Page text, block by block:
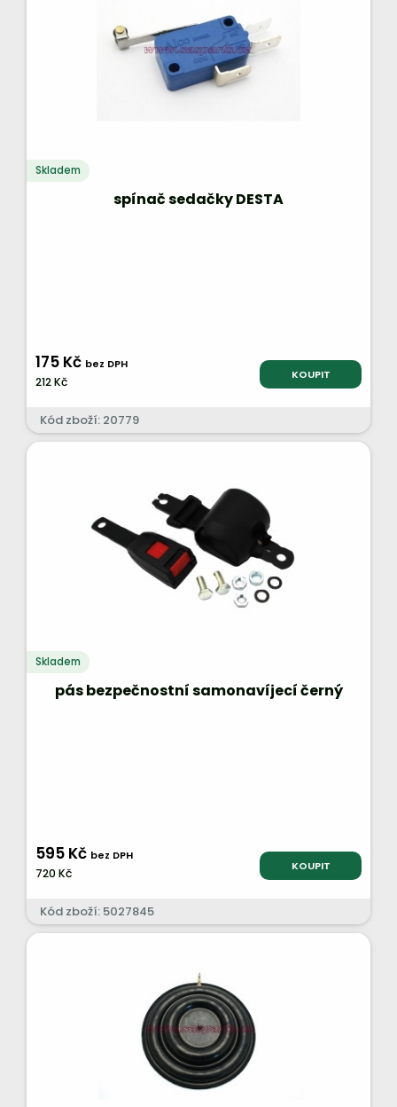
Skladem
spínač sedačky DESTA
175 Kč bez DPH
212 Kč KOUPIT
Kód zboží: 20779
Skladem
pás bezpečnostní samonavíjecí černý
595 Kč bez DPH
720 Kč KOUPIT
Kód zboží: 5027845